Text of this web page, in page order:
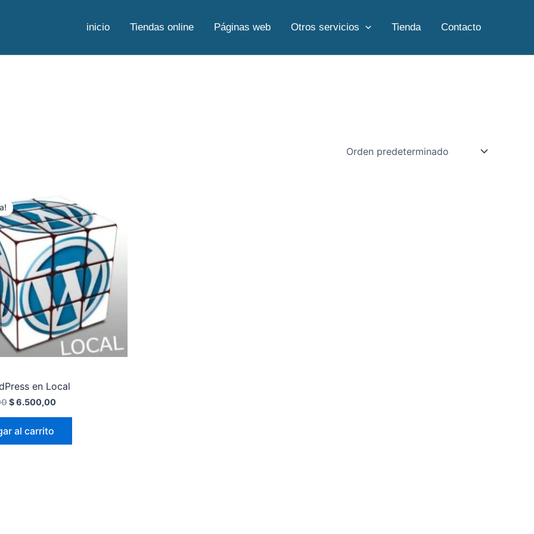
inicio Tiendas online Páginas web Otros servicios Tienda Contacto
en Local
price
was:
$ 11.000,00.
$6.500,00
price
is:
$ 6.500,00.
al carrito